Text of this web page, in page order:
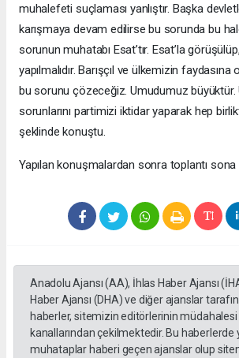
muhalefeti suçlaması yanlıştır. Başka
karışmaya devam edilirse bu sorunda bu
sorunun muhatabı Esat’tır. Esat’la
yapılmalıdır. Barışçıl ve ülkemizin
bu sorunu çözeceğiz. Umudumuz büyüktür.
sorunlarını partimizi iktidar yaparak hep
şeklinde konuştu.
Yapılan konuşmalardan sonra toplantı sona
Anadolu Ajansı (AA), İhlas Haber Ajansı
Haber Ajansı (DHA) ve diğer ajanslar
haberler, sitemizin editörlerinin
kanallarından çekilmektedir. Bu haberlerde
muhataplar haberi geçen ajanslar olup